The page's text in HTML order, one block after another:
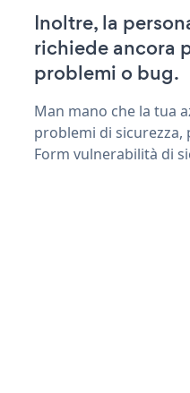
Inoltre, la
richiede ancora
problemi o bug.
Man mano che la tua
problemi di
Form vulnerabilità di